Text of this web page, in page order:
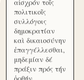
αἰσχρόν τοῖς
πολιτικοῖς
συλλόγοις
δημοκρατίαν
καὶ δικαιοσύνην
ἐπαγγέλλεσθαι,
μηδεμίαν δέ
πράξιν πρός τήν